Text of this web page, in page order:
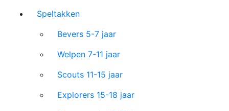
Speltakken
Bevers 5-7 jaar
Welpen 7-11 jaar
Scouts 11-15 jaar
Explorers 15-18 jaar